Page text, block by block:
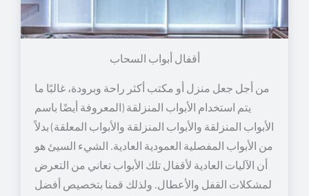
أقفال أبواب السحاب
من أجل جعل منزل أو مكتب أكثر راحة وبرودة، غالبًا ما
يتم استخدام الأبواب المنزلقة (المعروفة أيضًا باسم
الأبواب المنزلقة والأبواب المنزلقة والأبواب المعلقة) بدلاً
من الأبواب المفصلية العمودية العادية. الشيء السيئ هو
أن الآليات العادية لأقفال تلك الأبواب تعاني من التعرض
لمشكلات القفل والأعطال. ولذلك قمنا بتخصيص أفضل